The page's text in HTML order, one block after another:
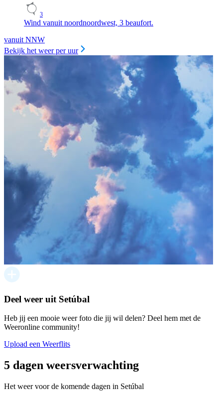
3
Wind vanuit noordnoordwest, 3 beaufort.
vanuit NNW
Bekijk het weer per uur
Deel weer uit Setúbal
Heb jij een mooie weer foto die jij wil delen? Deel hem met de
Weeronline community!
Upload een Weerflits
5 dagen weersverwachting
Het weer voor de komende dagen in Setúbal